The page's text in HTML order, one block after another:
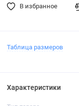
В избранное
Таблица размеров
Характеристики